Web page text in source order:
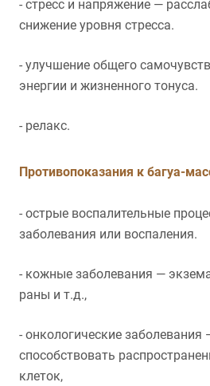
- стресс и напряжение —
снижение уровня стресса.
- улучшение общего
энергии и жизненного тонуса.
- релакс.
Противопоказания к багуа-
- острые воспалительные
заболевания или воспаления.
- кожные заболевания —
раны и т.д.,
- онкологические
способствовать
клеток,